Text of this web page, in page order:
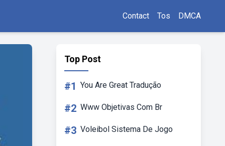
Contact Tos DMCA
Top Post
#1 You Are Great Tradução
#2 Www Objetivas Com Br
#3 Voleibol Sistema De Jogo